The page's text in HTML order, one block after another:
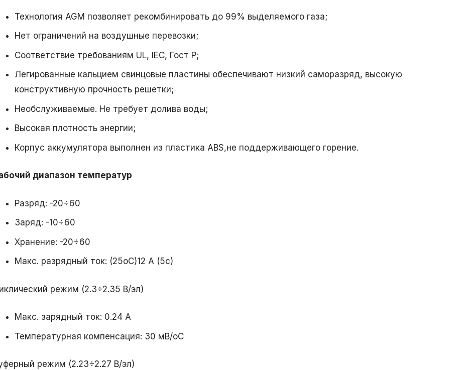
Технология AGM позволяет рекомбинировать до 99% выделяемого газа;
Нет ограничений на воздушные перевозки;
Соответствие требованиям UL, IEC, Гост Р;
Легированные кальцием свинцовые пластины обеспечивают низкий саморазряд, высокую
конструктивную прочность решетки;
Необслуживаемые. Не требует долива воды;
Высокая плотность энергии;
Корпус аккумулятора выполнен из пластика ABS,не поддерживающего горение.
диапазон температур
Разряд: -20÷60
Заряд: -10÷60
Хранение: -20÷60
Макс. разрядный ток: (25oС)12 А (5с)
режим (2.3÷2.35 В/эл)
Макс. зарядный ток: 0.24 А
Температурная компенсация: 30 мВ/oС
режим (2.23÷2.27 В/эл)